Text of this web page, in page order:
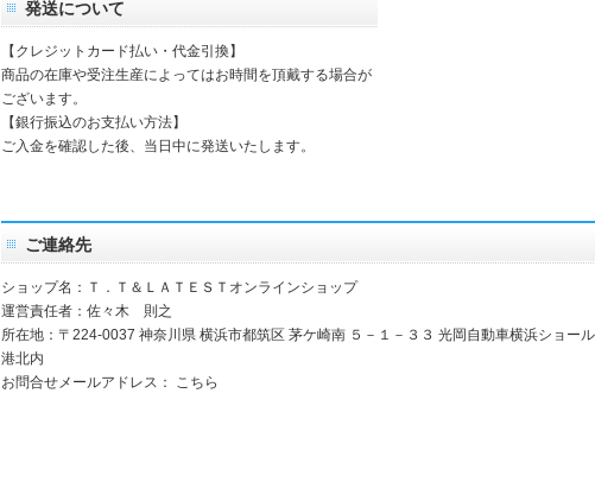
発送について
【クレジットカード払い・代金引換】
商品の在庫や受注生産によってはお時間を頂戴する場合が
ございます。
【銀行振込のお支払い方法】
ご入金を確認した後、当日中に発送いたします。
ご連絡先
ショップ名：Ｔ．Ｔ＆ＬＡＴＥＳＴオンラインショップ
運営責任者：佐々木 則之
所在地：〒224-0037 神奈川県 横浜市都筑区 茅ケ崎南 ５－１－３３ 光岡自動車横浜ショー
港北内
お問合せメールアドレス：
こちら